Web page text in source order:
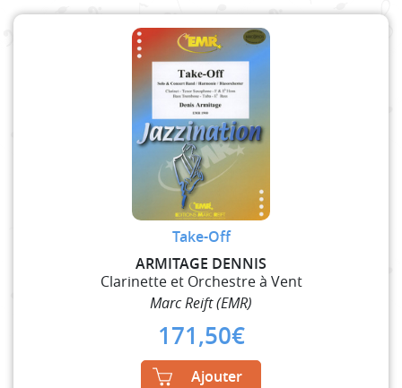
Take-Off
ARMITAGE DENNIS
Clarinette et Orchestre à Vent
Marc Reift (EMR)
171,50€
Ajouter